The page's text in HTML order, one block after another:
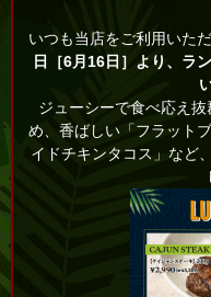
いつも当店をご利用いた
日［6月16日］より、ラ
ジューシーで食べ応え
め、香ばしい「フラット
イドチキンタコス」など